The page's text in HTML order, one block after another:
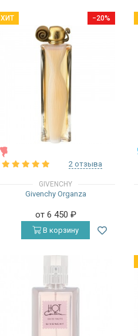
−20%
ХИТ
2 отзыва
GIVENCHY
Givenchy Organza
от 6 450 ₽
В корзину